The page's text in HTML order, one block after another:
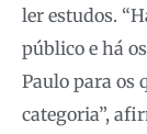
ler estudos.
público e há
Paulo para os
categoria”,